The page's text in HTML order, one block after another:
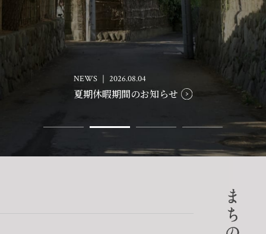
NEWS ｜ 2026.08.04
夏期休暇期間のお知らせ
採用情報
賃貸管理サイトはこちら
お問い合わせはこちらから